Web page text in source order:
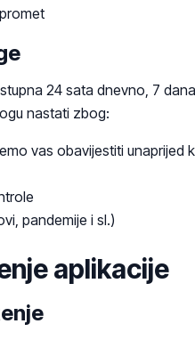
24 sata dnevno, 7
nastati zbog:
vas obavijestiti unaprijed
pandemije i sl.)
aplikacije